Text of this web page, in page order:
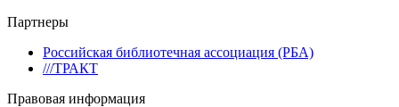
Партнеры
Российская библиотечная ассоциация (РБА)
///ТРАКТ
Правовая информация